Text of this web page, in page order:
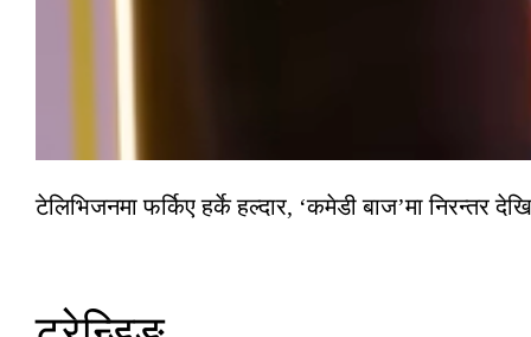
टेलिभिजनमा फर्किए हर्के हल्दार, ‘कमेडी बाज’मा निरन्तर